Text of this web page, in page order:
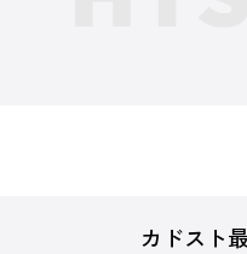
カドスト